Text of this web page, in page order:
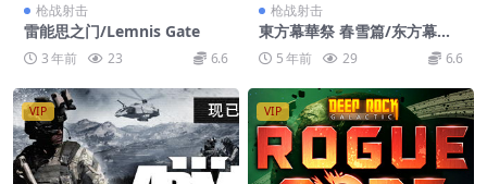
枪战射击
雷能思之门/Lemnis Gate
3 年前 23 6.6
枪战射击
東方幕華祭 春雪篇/东方幕华
祭 春雪篇/Touhou Fantastic
Danmaku Festival Part II
5 年前 29 6.6
VIP VIP